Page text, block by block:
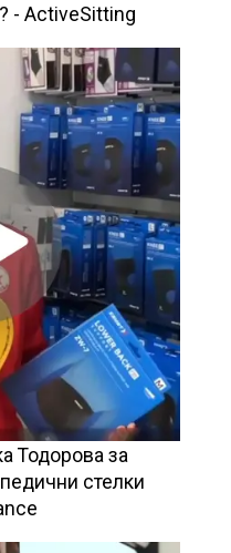
- ActiveSitting
Тодорова за
стелки